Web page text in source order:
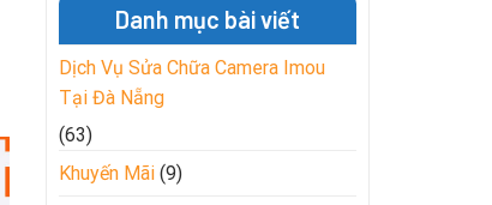
Danh mục bài viết
Dịch Vụ Sửa Chữa Camera Imou
Tại Đà Nẵng
(63)
Khuyến Mãi (9)